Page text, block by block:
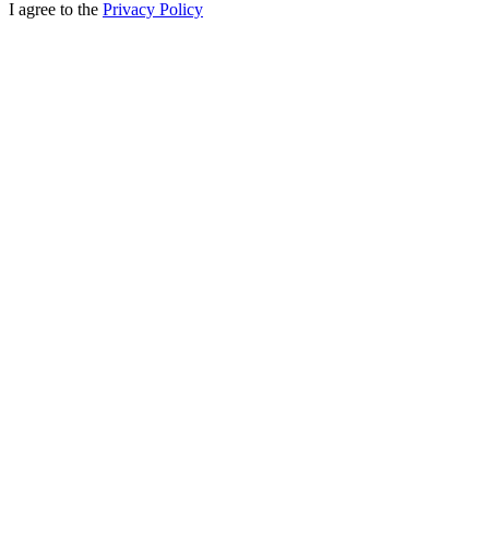
I agree to the Privacy Policy